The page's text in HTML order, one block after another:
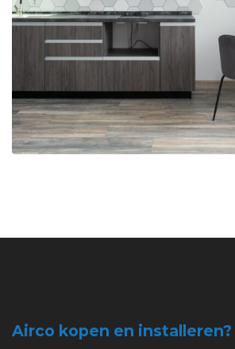
Airco kopen en installeren?